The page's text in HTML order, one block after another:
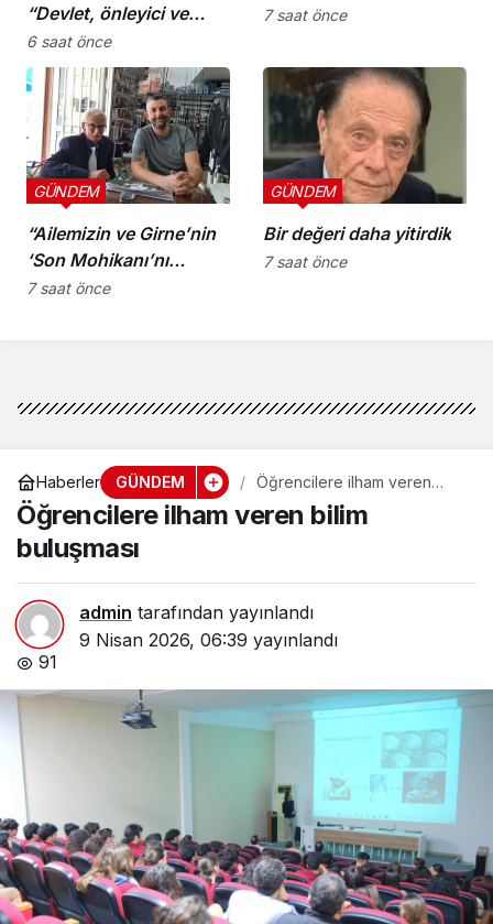
“Devlet, önleyici ve
koruyucu
sorumluluklarını yerine
getirmeli”
6 saat önce
7 saat önce
“Ailemizin ve Girne’nin
‘Son Mohikanı’nı
kaybettik”
GÜNDEM
7 saat önce
Bir değeri daha yitirdik
GÜNDEM
7 saat önce
Haberler GÜNDEM
Öğrencilere ilham veren
bilim buluşması
Öğrencilere ilham veren bilim
buluşması
admin tarafından yayınlandı
9 Nisan 2026, 06:39 yayınlandı
91